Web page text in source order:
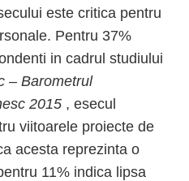
este critica pentru
Pentru 37%
in cadrul studiului
– Barometrul
2015 , esecul
viitoarele proiecte de
acesta reprezinta o
11% indica lipsa